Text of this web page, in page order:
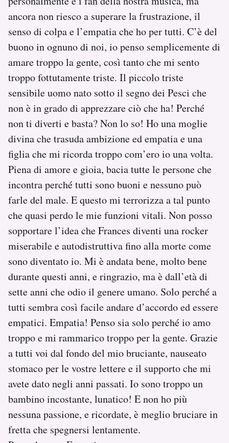
ancora non riesco a superare la frustrazione, il
senso di colpa e l’empatia che ho per tutti. C’è del
buono in ognuno di noi, io penso semplicemente di
amare troppo la gente, così tanto che mi sento
troppo fottutamente triste. Il piccolo triste
sensibile uomo nato sotto il segno dei Pesci che
non è in grado di apprezzare ciò che ha! Perché
non ti diverti e basta? Non lo so! Ho una moglie
divina che trasuda ambizione ed empatia e una
figlia che mi ricorda troppo com’ero io una volta.
Piena di amore e gioia, bacia tutte le persone che
incontra perché tutti sono buoni e nessuno può
farle del male. E questo mi terrorizza a tal punto
che quasi perdo le mie funzioni vitali. Non posso
sopportare l’idea che Frances diventi una rocker
miserabile e autodistruttiva fino alla morte come
sono diventato io. Mi è andata bene, molto bene
durante questi anni, e ringrazio, ma è dall’età di
sette anni che odio il genere umano. Solo perché a
tutti sembra così facile andare d’accordo ed essere
empatici. Empatia! Penso sia solo perché io amo
troppo e mi rammarico troppo per la gente. Grazie
a tutti voi dal fondo del mio bruciante, nauseato
stomaco per le vostre lettere e il supporto che mi
avete dato negli anni passati. Io sono troppo un
bambino incostante, lunatico! E non ho più
nessuna passione, e ricordate, è meglio bruciare in
fretta che spegnersi lentamente.